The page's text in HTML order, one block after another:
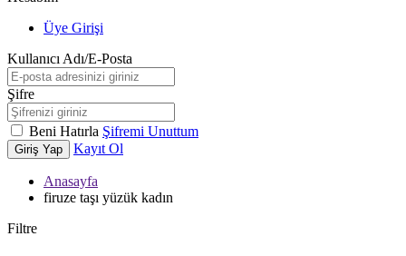
Üye Girişi
Kullanıcı Adı/E-Posta
Şifre
Beni Hatırla Şifremi Unuttum
Giriş Yap Kayıt Ol
Anasayfa
firuze taşı yüzük kadın
Filtre